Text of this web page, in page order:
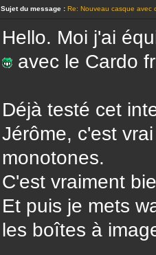
Sujet du message : Re: Nouveau casque avec
Hello. Moi j'ai
avec le Cardo
Déjà testé cet
Jérôme, c'est
monotones.
C'est vraiment
Et puis je mets
les boîtes à